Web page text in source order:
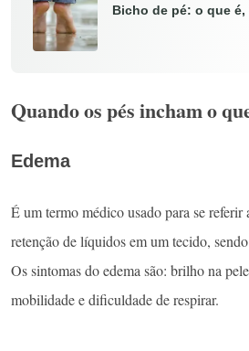
Bicho de pé: o que
Quando os pés incham o
Edema
É um termo médico usado para se referir
retenção de líquidos em um tecido,
Os sintomas do edema são: brilho na
mobilidade e dificuldade de respirar.